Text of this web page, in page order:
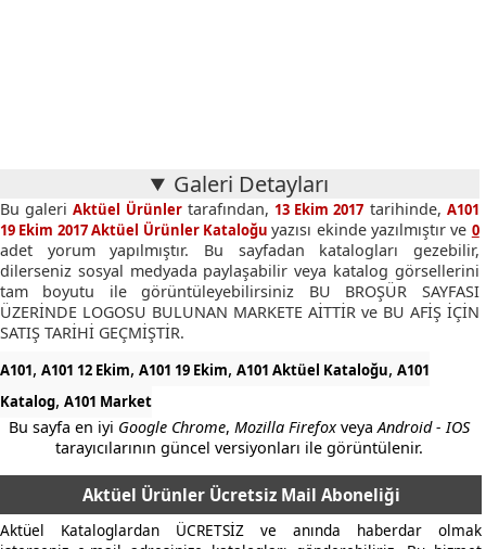
Galeri Detayları
Bu galeriAktüel Ürünlertarafından, 13 Ekim 2017 tarihinde, A101
19 Ekim 2017 Aktüel Ürünler Kataloğuyazısı ekinde yazılmıştır ve 0
adet yorum yapılmıştır. Bu sayfadan katalogları gezebilir,
dilerseniz sosyal medyada paylaşabilir veya katalog görsellerini
tam boyutu ile görüntüleyebilirsiniz BU BROŞÜR SAYFASI
ÜZERİNDE LOGOSU BULUNAN MARKETE AİTTİR ve BU AFİŞ İÇİN
SATIŞ TARİHİ GEÇMİŞTİR.
A101, A101 12 Ekim, A101 19 Ekim, A101 Aktüel Kataloğu, A101
Katalog, A101 Market
Bu sayfa en iyi Google Chrome,Mozilla Firefox veyaAndroid - IOS
tarayıcılarının güncel versiyonları ile görüntülenir.
Aktüel Ürünler Ücretsiz Mail Aboneliği
Aktüel Kataloglardan ÜCRETSİZ ve anında haberdar olmak